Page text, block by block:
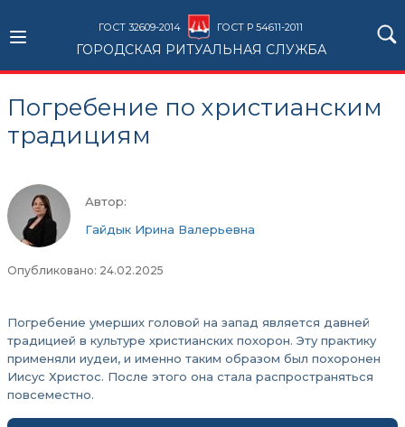
ГОСТ 32609-2014 ГОСТ Р 54611-2011
ГОРОДСКАЯ РИТУАЛЬНАЯ СЛУЖБА
Погребение по христианским
традициям
Автор:
Гайдык Ирина Валерьевна
Опубликовано: 24.02.2025
Погребение умерших головой на запад является давней
традицией в культуре христианских похорон. Эту практику
применяли иудеи, и именно таким образом был похоронен
Иисус Христос. После этого она стала распространяться
повсеместно.